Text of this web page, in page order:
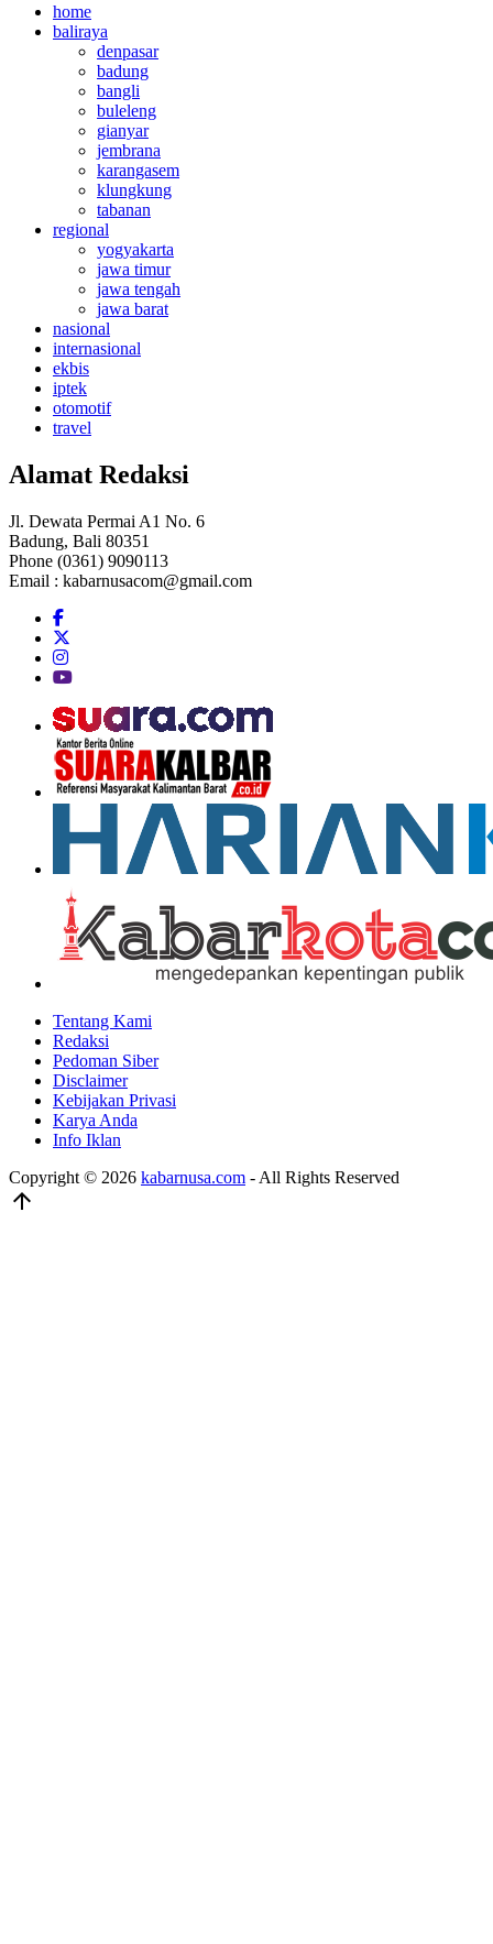
home
baliraya
denpasar
badung
bangli
buleleng
gianyar
jembrana
karangasem
klungkung
tabanan
regional
yogyakarta
jawa timur
jawa tengah
jawa barat
nasional
internasional
ekbis
iptek
otomotif
travel
Alamat Redaksi
Jl. Dewata Permai A1 No. 6
Badung, Bali 80351
Phone (0361) 9090113
Email : kabarnusacom@gmail.com
Tentang Kami
Redaksi
Pedoman Siber
Disclaimer
Kebijakan Privasi
Karya Anda
Info Iklan
Copyright © 2026 kabarnusa.com - All Rights Reserved
arrow_upward